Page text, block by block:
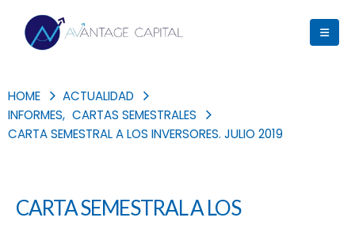
HOME
ACTUALIDAD
INFORMES, CARTAS SEMESTRALES
CARTA SEMESTRAL A LOS INVERSORES. JULIO 2019
CARTA SEMESTRAL A LOS